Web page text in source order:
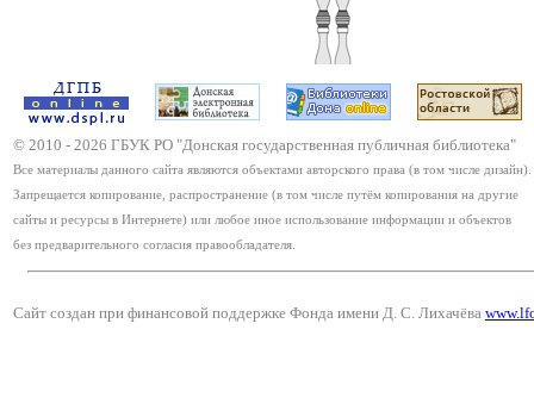
© 2010 - 2026 ГБУК РО "Донская государственная публичная библиотека"
Все материалы данного сайта являются объектами авторского права (в том числе дизайн).
Запрещается копирование, распространение (в том числе путём копирования на другие
сайты и ресурсы в Интернете) или любое иное использование информации и объектов
без предварительного согласия правообладателя.
Сайт создан при финансовой поддержке Фонда имени Д. С. Лихачёва